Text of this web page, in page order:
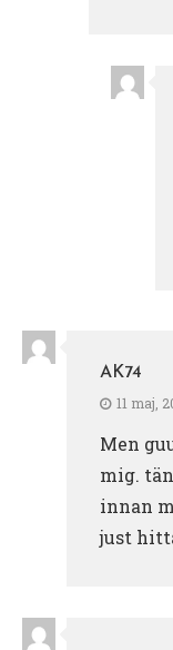
AK74
11 maj,
Men
mig.
innan
just